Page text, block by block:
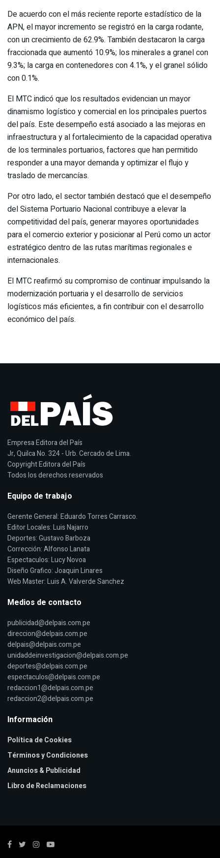
De acuerdo con el más reciente reporte estadístico de la
APN, el mayor incremento se registró en la carga rodante,
con un crecimiento de 62.9%. También destacaron la carga
fraccionada que aumentó 10.9%; los minerales a granel con
9.3%; la carga en contenedores con 4.1%, y el granel sólido
con 0.1%.
El MTC indicó que los resultados evidencian un mayor
dinamismo logístico y comercial en los principales puertos
del país. Este desempeño está asociado a las mejoras en
infraestructura y al fortalecimiento de la capacidad operativa
de los terminales portuarios, factores que han permitido
responder a una mayor demanda y optimizar el flujo y
traslado de mercancías.
Por otro lado, el sector también destacó que el desempeño
del Sistema Portuario Nacional contribuye a elevar la
competitividad del país, generar mayores oportunidades
para el comercio exterior y posicionar al Perú como un actor
estratégico dentro de las rutas marítimas regionales e
internacionales.
El MTC reafirmó su compromiso de continuar impulsando la
modernización portuaria y el desarrollo de servicios
logísticos más eficientes, a fin contribuir con el desarrollo
económico del país.
Empresa Editora del País
Jr, Quilca No. 324 - Urb. Cercado de Lima.
Copyright Editora del País
Todos los derechos reservados
Equipo de trabajo
Gerente General: Eduardo Torres Carrasco.
Editor Locales: Luis Najarro
Deportes: Gustavo Barboza
Corrección: Alfonso Lanata
Espectaculos: Lucy Novoa
Diseño Grafico: Joaquin Linares
Web Master: Luis A. Valverde Sanchez
Medios de contacto
publicidad@delpais.com.pe
direccion@delpais.com.pe
delpais@delpais.com.pe
unidaddeinvestigacion@delpais.com.pe
deportes@delpais.com.pe
espectaculos@delpais.com.pe
redaccion1@delpais.com.pe
redaccion2@delpais.com.pe
Información
Política de Cookies
Términos y Condiciones
Anuncios & Publicidad
Libro de Reclamaciones